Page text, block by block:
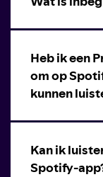
Heb ik een
om op
kunnen
Kan ik
Spotify-